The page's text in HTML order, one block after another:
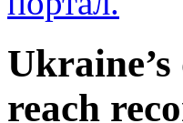
reach